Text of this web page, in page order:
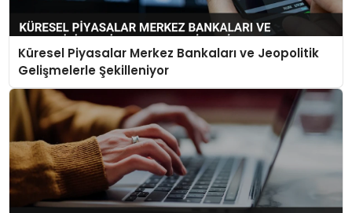
Küresel Piyasalar Merkez Bankaları ve Jeopolitik
Gelişmelerle Şekilleniyor